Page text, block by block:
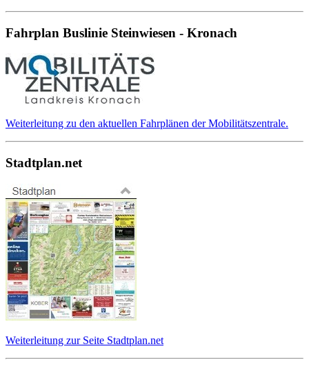
Fahrplan Buslinie Steinwiesen - Kronach
Weiterleitung zu den aktuellen Fahrplänen der Mobilitätszentrale.
Stadtplan.net
Weiterleitung zur Seite Stadtplan.net